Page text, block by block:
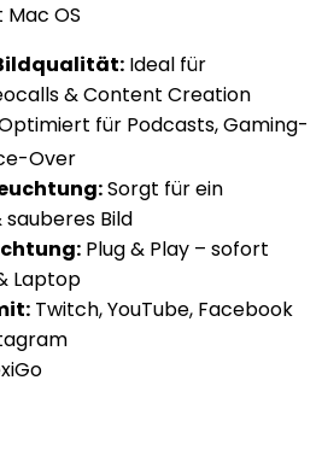
OS
Ideal für
& Content Creation
für Podcasts, Gaming-
Over
Sorgt für ein
Bild
Plug & Play – sofort
Laptop
Twitch, YouTube, Facebook